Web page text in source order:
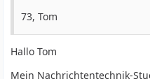
73, Tom
Hallo Tom
Mein Nachrichtentechnik-